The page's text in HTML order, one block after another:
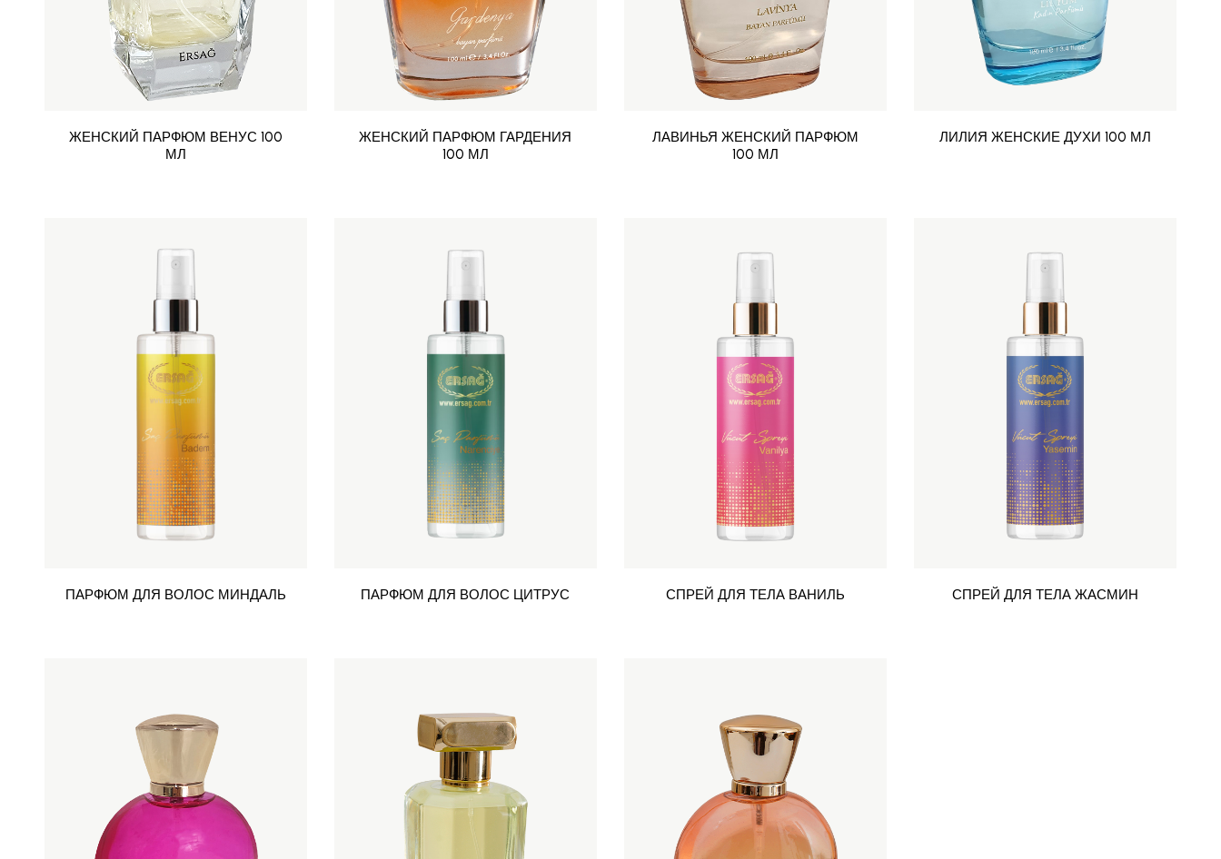
ЖЕНСКИЙ ПАРФЮМ ВЕНУС 100
МЛ
ЖЕНСКИЙ ПАРФЮМ ГАРДЕНИЯ
100 МЛ
ЛАВИНЬЯ ЖЕНСКИЙ ПАРФЮМ
100 МЛ
ЛИЛИЯ ЖЕНСКИЕ ДУХИ 100 МЛ
ПАРФЮМ ДЛЯ ВОЛОС МИНДАЛЬ ПАРФЮМ ДЛЯ ВОЛОС ЦИТРУС СПРЕЙ ДЛЯ ТЕЛА ВАНИЛЬ СПРЕЙ ДЛЯ ТЕЛА ЖАСМИН